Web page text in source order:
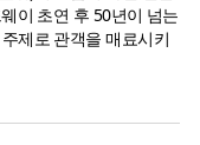
이 초연 후 50년이 넘는
제로 관객을 매료시키